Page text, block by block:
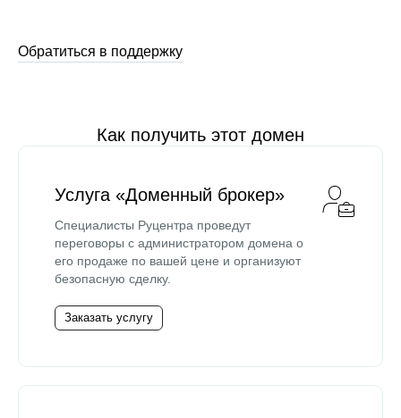
Обратиться в поддержку
Как получить этот домен
Услуга «Доменный брокер»
Специалисты Руцентра проведут
переговоры с администратором домена о
его продаже по вашей цене и организуют
безопасную сделку.
Заказать услугу